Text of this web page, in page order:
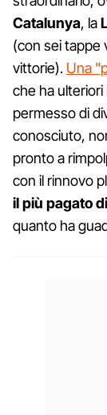
Catalunya, la
(con sei tappe
vittorie). Una
che ha
permesso di
conosciuto,
pronto a
con il rinnovo
il più pagato
quanto ha